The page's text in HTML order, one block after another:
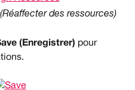
des ressources)
(Enregistrer) pour